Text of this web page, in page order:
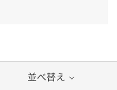
並べ替え